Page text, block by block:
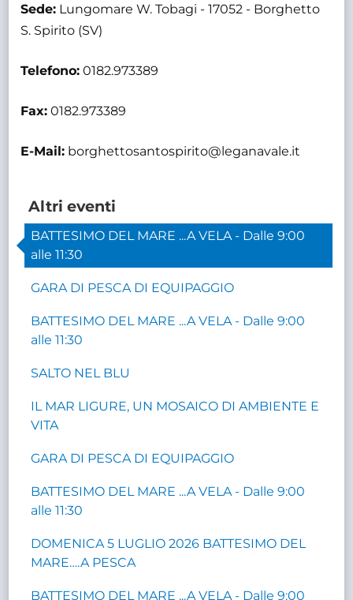
Sede: Lungomare W. Tobagi - 17052 - Borghetto
S. Spirito (SV)
Telefono: 0182.973389
Fax: 0182.973389
E-Mail: borghettosantospirito@leganavale.it
Altri eventi
BATTESIMO DEL MARE ...A VELA - Dalle 9:00
alle 11:30
GARA DI PESCA DI EQUIPAGGIO
BATTESIMO DEL MARE ...A VELA - Dalle 9:00
alle 11:30
SALTO NEL BLU
IL MAR LIGURE, UN MOSAICO DI AMBIENTE E
VITA
GARA DI PESCA DI EQUIPAGGIO
BATTESIMO DEL MARE ...A VELA - Dalle 9:00
alle 11:30
DOMENICA 5 LUGLIO 2026 BATTESIMO DEL
MARE….A PESCA
BATTESIMO DEL MARE ...A VELA - Dalle 9:00